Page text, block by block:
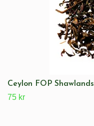
Ceylon FOP Shawlands
75 kr